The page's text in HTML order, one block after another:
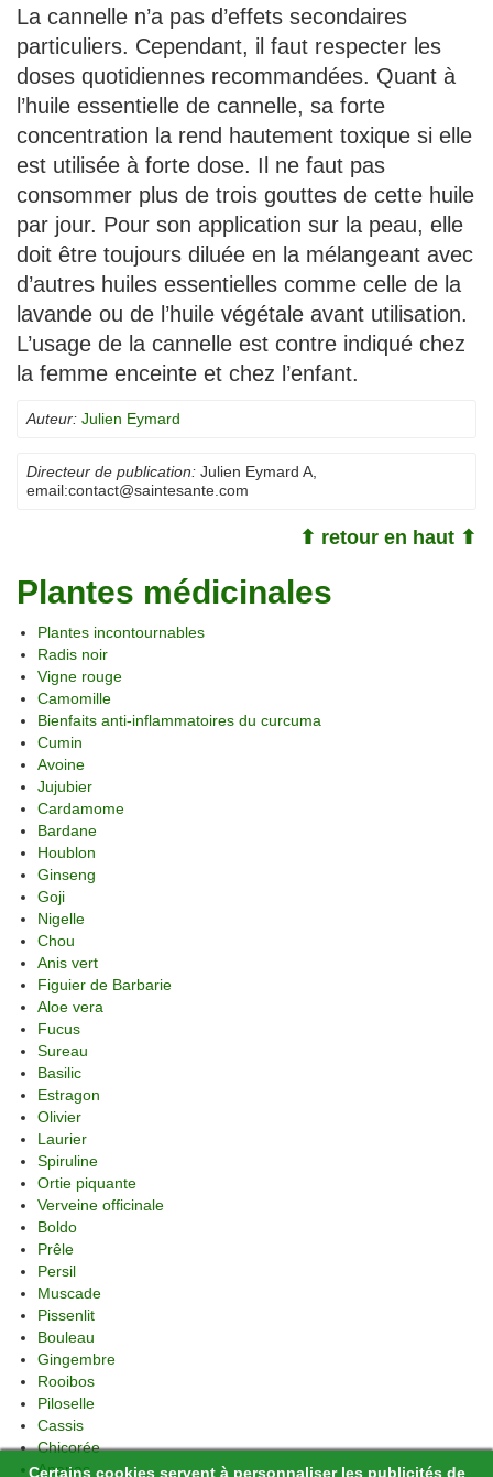
Certains cookies servent à personnaliser les publicités de
La cannelle n’a pas d’effets secondaires
particuliers. Cependant, il faut respecter les
doses quotidiennes recommandées. Quant à
l’huile essentielle de cannelle, sa forte
concentration la rend hautement toxique si elle
est utilisée à forte dose. Il ne faut pas
consommer plus de trois gouttes de cette huile
par jour. Pour son application sur la peau, elle
doit être toujours diluée en la mélangeant avec
d’autres huiles essentielles comme celle de la
lavande ou de l’huile végétale avant utilisation.
L’usage de la cannelle est contre indiqué chez
la femme enceinte et chez l’enfant.
Auteur: Julien Eymard
Directeur de publication: Julien Eymard A,
email:contact@saintesante.com
⬆ retour en haut ⬆
Plantes médicinales
Plantes incontournables
Radis noir
Vigne rouge
Camomille
Bienfaits anti-inflammatoires du curcuma
Cumin
Avoine
Jujubier
Cardamome
Bardane
Houblon
Ginseng
Goji
Nigelle
Chou
Anis vert
Figuier de Barbarie
Aloe vera
Fucus
Sureau
Basilic
Estragon
Olivier
Laurier
Spiruline
Ortie piquante
Verveine officinale
Boldo
Prêle
Persil
Muscade
Pissenlit
Bouleau
Gingembre
Rooibos
Piloselle
Cassis
Chicorée
Ananas